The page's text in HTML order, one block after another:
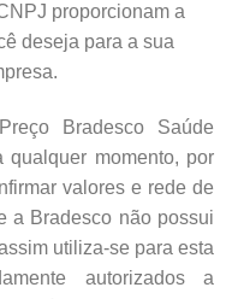
proporcionam a
deseja para a sua
Bradesco Saúde
qualquer momento, por
valores e rede de
a Bradesco não possui
utiliza-se para esta
autorizados a